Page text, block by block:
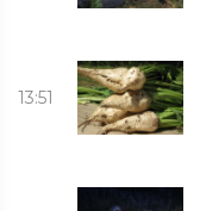
13:51